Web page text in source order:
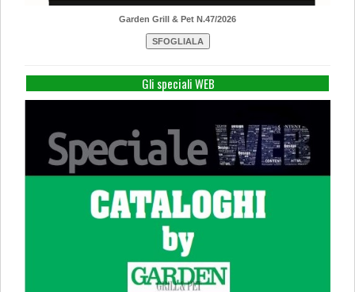
Garden Grill & Pet N.47/2026
Gli speciali WEB